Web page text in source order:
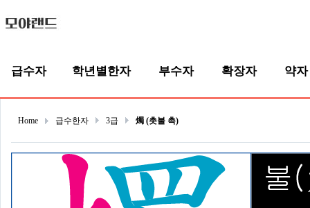
급수자 학년별한자 부수자 확장자 약자
Home 급수한자 3급 燭 (촛불 촉)